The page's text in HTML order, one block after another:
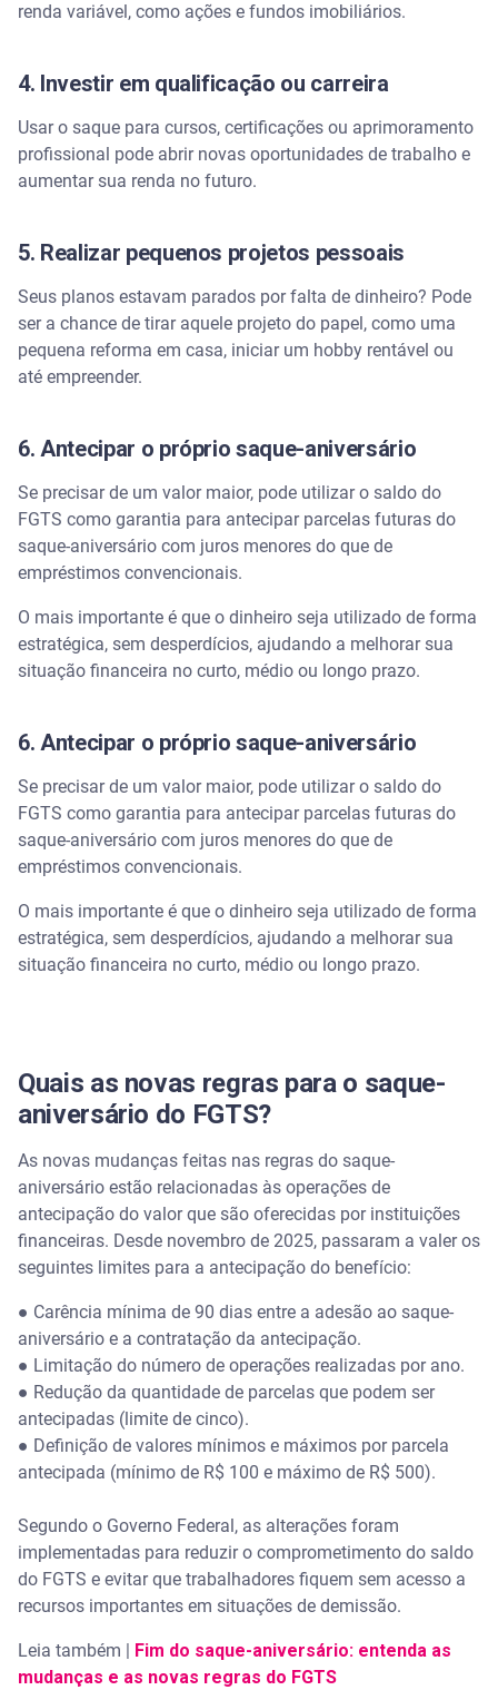
renda variável, como ações e fundos imobiliários.
4. Investir em qualificação ou carreira
Usar o saque para cursos, certificações ou aprimoramento
profissional pode abrir novas oportunidades de trabalho e
aumentar sua renda no futuro.
5. Realizar pequenos projetos pessoais
Seus planos estavam parados por falta de dinheiro? Pode
ser a chance de tirar aquele projeto do papel, como uma
pequena reforma em casa, iniciar um hobby rentável ou
até empreender.
6. Antecipar o próprio saque-aniversário
Se precisar de um valor maior, pode utilizar o saldo do
FGTS como garantia para antecipar parcelas futuras do
saque-aniversário com juros menores do que de
empréstimos convencionais.
O mais importante é que o dinheiro seja utilizado de forma
estratégica, sem desperdícios, ajudando a melhorar sua
situação financeira no curto, médio ou longo prazo.
6. Antecipar o próprio saque-aniversário
Se precisar de um valor maior, pode utilizar o saldo do
FGTS como garantia para antecipar parcelas futuras do
saque-aniversário com juros menores do que de
empréstimos convencionais.
O mais importante é que o dinheiro seja utilizado de forma
estratégica, sem desperdícios, ajudando a melhorar sua
situação financeira no curto, médio ou longo prazo.
Quais as novas regras para o saque-
aniversário do FGTS?
As novas mudanças feitas nas regras do saque-
aniversário estão relacionadas às operações de
antecipação do valor que são oferecidas por instituições
financeiras. Desde novembro de 2025, passaram a valer os
seguintes limites para a antecipação do benefício:
● Carência mínima de 90 dias entre a adesão ao saque-
aniversário e a contratação da antecipação.
● Limitação do número de operações realizadas por ano.
● Redução da quantidade de parcelas que podem ser
antecipadas (limite de cinco).
● Definição de valores mínimos e máximos por parcela
antecipada (mínimo de R$ 100 e máximo de R$ 500).
Segundo o Governo Federal, as alterações foram
implementadas para reduzir o comprometimento do saldo
do FGTS e evitar que trabalhadores fiquem sem acesso a
recursos importantes em situações de demissão.
Leia também |
Fim do saque-aniversário: entenda as
mudanças e as novas regras do FGTS